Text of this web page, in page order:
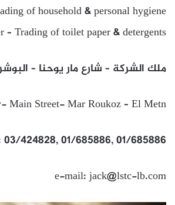
of household & personal hygiene
– Trading of toilet paper & detergents
ملك الشركة – شارع مار يوحنا –
Main Street- Mar Roukoz – El Metn
03/424828, 01/685886, 01/685886
e-mail: jack@lstc-lb.com